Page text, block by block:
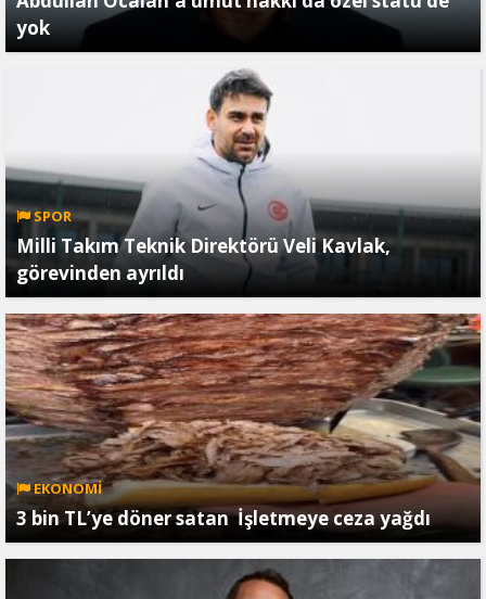
yok
SPOR
Milli Takım Teknik Direktörü Veli Kavlak,
görevinden ayrıldı
EKONOMİ
3 bin TL’ye döner satan İşletmeye ceza yağdı